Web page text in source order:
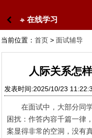
󰋙 在线学习
当前位置： 首页> 面试辅导
人际关系怎
发表时间:2025/10/23
在面试中，大部分同学
困扰：作答内容千篇一律
案显得非常的空洞，没有